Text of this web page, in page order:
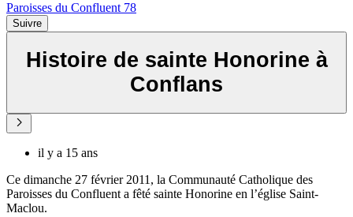
Paroisses du Confluent 78
Suivre
Histoire de sainte Honorine à
Conflans
il y a 15 ans
Ce dimanche 27 février 2011, la Communauté Catholique des
Paroisses du Confluent a fêté sainte Honorine en l’église Saint-
Maclou.